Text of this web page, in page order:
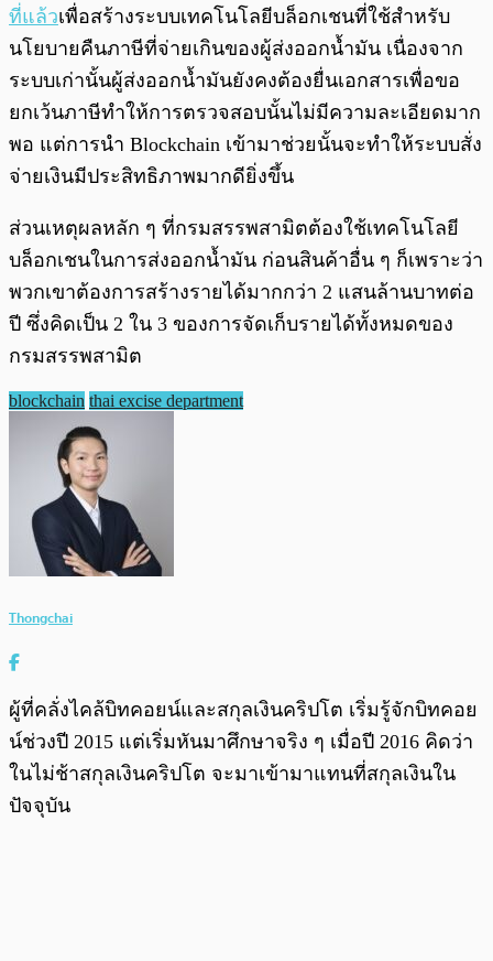
ที่แล้วเพื่อสร้างระบบเทคโนโลยีบล็อกเชนที่ใช้สำหรับ
นโยบายคืนภาษีที่จ่ายเกินของผู้ส่งออกน้ำมัน เนื่องจาก
ระบบเก่านั้นผู้ส่งออกน้ำมันยังคงต้องยื่นเอกสารเพื่อขอ
ยกเว้นภาษีทำให้การตรวจสอบนั้นไม่มีความละเอียดมาก
พอ แต่การนำ Blockchain เข้ามาช่วยนั้นจะทำให้ระบบสั่ง
จ่ายเงินมีประสิทธิภาพมากดียิ่งขึ้น
ส่วนเหตุผลหลัก ๆ ที่กรมสรรพสามิตต้องใช้เทคโนโลยี
บล็อกเชนในการส่งออกน้ำมัน ก่อนสินค้าอื่น ๆ ก็เพราะว่า
พวกเขาต้องการสร้างรายได้มากกว่า 2 แสนล้านบาทต่อ
ปี ซึ่งคิดเป็น 2 ใน 3 ของการจัดเก็บรายได้ทั้งหมดของ
กรมสรรพสามิต
blockchain thai excise department
Thongchai
ผู้ที่คลั่งไคล้บิทคอยน์และสกุลเงินคริปโต เริ่มรู้จักบิทคอย
น์ช่วงปี 2015 แต่เริ่มหันมาศึกษาจริง ๆ เมื่อปี 2016 คิดว่า
ในไม่ช้าสกุลเงินคริปโต จะมาเข้ามาแทนที่สกุลเงินใน
ปัจจุบัน